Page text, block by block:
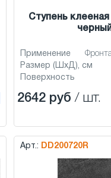
Ступень
Применение
Размер (ШхД), см
Поверхность
2642 руб / шт.
Арт.: DD200720R